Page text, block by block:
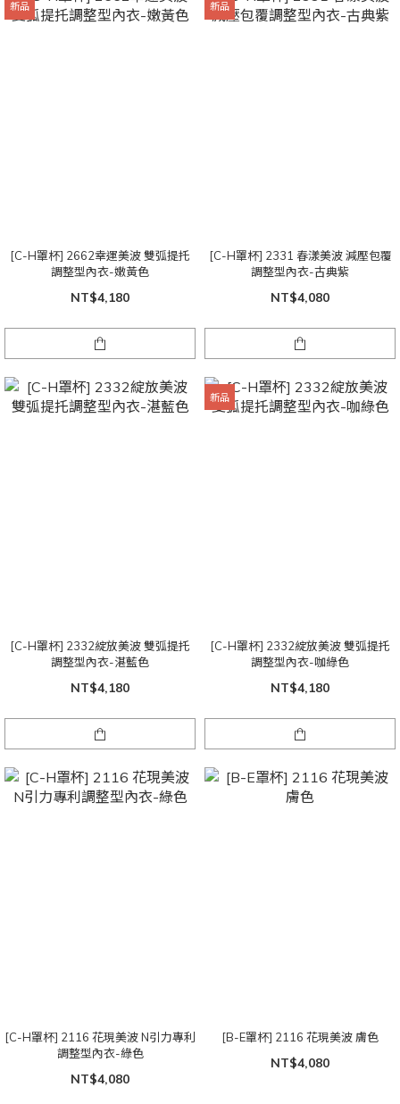
新品
[C-H罩杯] 2662幸運美波 雙弧提托
調整型內衣-嫩黃色
NT$4,180
新品
[C-H罩杯] 2331 春漾美波 減壓包覆
調整型內衣-古典紫
NT$4,080
[C-H罩杯] 2332綻放美波 雙弧提托
調整型內衣-湛藍色
NT$4,180
新品
[C-H罩杯] 2332綻放美波 雙弧提托
調整型內衣-咖綠色
NT$4,180
[C-H罩杯] 2116 花現美波 N引力專利
調整型內衣-綠色
NT$4,080
[B-E罩杯] 2116 花現美波 膚色
NT$4,080